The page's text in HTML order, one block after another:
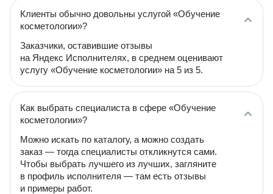
Клиенты обычно довольны услугой «Обучение
косметологии»?
Заказчики, оставившие отзывы
на Яндекс Исполнителях, в среднем оценивают
услугу «Обучение косметологии» на 5 из 5.
Как выбрать специалиста в сфере «Обучение
косметологии»?
Можно искать по каталогу, а можно создать
заказ — тогда специалисты откликнутся сами.
Чтобы выбрать лучшего из лучших, загляните
в профиль исполнителя — там есть отзывы
и примеры работ.